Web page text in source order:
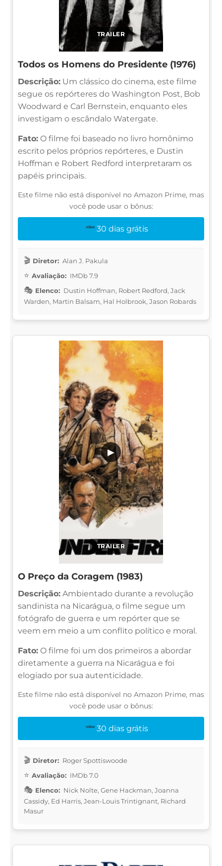
TRAILER
Todos os Homens do Presidente (1976)
Descrição: Um clássico do cinema, este filme
segue os repórteres do Washington Post, Bob
Woodward e Carl Bernstein, enquanto eles
investigam o escândalo Watergate.
Fato: O filme foi baseado no livro homônimo
escrito pelos próprios repórteres, e Dustin
Hoffman e Robert Redford interpretaram os
papéis principais.
Este filme não está disponível no Amazon Prime, mas
você pode usar o bônus:
30 dias grátis
Diretor: Alan J. Pakula
Avaliação: IMDb 7.9
Elenco: Dustin Hoffman, Robert Redford, Jack
Warden, Martin Balsam, Hal Holbrook, Jason Robards
TRAILER
▶
O Preço da Coragem (1983)
Descrição: Ambientado durante a revolução
sandinista na Nicarágua, o filme segue um
fotógrafo de guerra e um repórter que se
veem em meio a um conflito político e moral.
Fato: O filme foi um dos primeiros a abordar
diretamente a guerra na Nicarágua e foi
elogiado por sua autenticidade.
Este filme não está disponível no Amazon Prime, mas
você pode usar o bônus:
30 dias grátis
Diretor: Roger Spottiswoode
Avaliação: IMDb 7.0
Elenco: Nick Nolte, Gene Hackman, Joanna
Cassidy, Ed Harris, Jean-Louis Trintignant, Richard
Masur